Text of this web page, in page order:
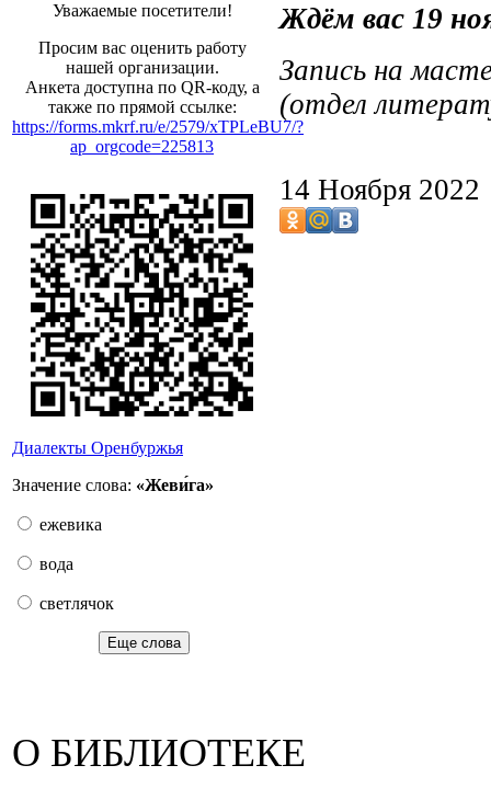
Уважаемые посетители!
Просим вас оценить работу
нашей организации.
Анкета доступна по QR-коду, а
также по прямой ссылке:
https://forms.mkrf.ru/e/2579/xTPLeBU7/?
ap_orgcode=225813
Диалекты Оренбуржья
Значение слова: «Жеви́га»
ежевика
вода
светлячок
Еще слова
Ждём вас 19
Запись на
(отдел
14 Ноября
О БИБЛИОТЕКЕ